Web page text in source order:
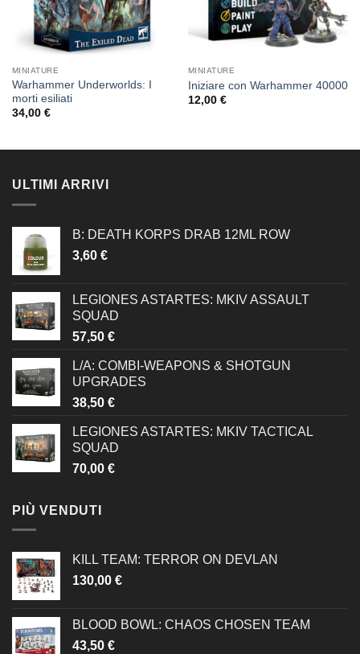
MINIATURE
Warhammer Underworlds: I
morti esiliati
34,00 €
MINIATURE
Iniziare con Warhammer 40000
12,00 €
ULTIMI ARRIVI
B: DEATH KORPS DRAB 12ML ROW
3,60 €
LEGIONES ASTARTES: MKIV ASSAULT
SQUAD
57,50 €
L/A: COMBI-WEAPONS & SHOTGUN
UPGRADES
38,50 €
LEGIONES ASTARTES: MKIV TACTICAL
SQUAD
70,00 €
PIÙ VENDUTI
KILL TEAM: TERROR ON DEVLAN
130,00 €
BLOOD BOWL: CHAOS CHOSEN TEAM
43,50 €